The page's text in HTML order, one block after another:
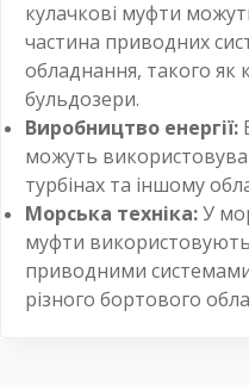
кулачкові муфти
частина приводних
обладнання, такого як
бульдозери.
Виробництво енергії:
можуть
турбінах та іншому
Морська техніка:У
муфти використовують
приводними
різного бортового